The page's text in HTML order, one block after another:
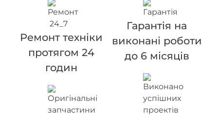
Ремонт техніки
протягом 24
годин
Гарантія на
виконані роботи
до 6 місяців